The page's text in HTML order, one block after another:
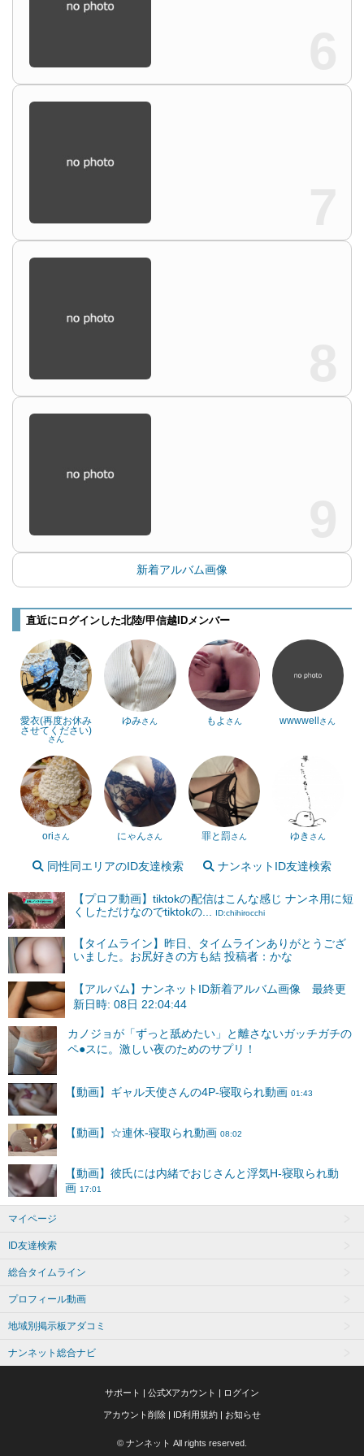
新着アルバム画像
直近にログインした北陸/甲信越IDメンバー
愛衣(再度お休み
させてください)
さん
ゆみさん もよ さん wwwwellさん
oriさん にゃんさん 罪と罰さん ゆき さん
同性同エリアのID友達検索 ナンネットID友達検索
【プロフ動画】tiktokの配信はこんな感じ ナンネ用に短
くしただけなのでtiktokの...
ID:chihirocchi
【タイムライン】昨日、タイムラインありがとうござ
いました。お尻好きの方も結 投稿者：かな
【アルバム】ナンネットID新着アルバム画像 最終更
新日時: 08日 22:04:44
マイページ
ID友達検索
総合タイムライン
プロフィール動画
地域別掲示板アダコミ
ナンネット総合ナビ
サポート | 公式Xアカウント | ログイン
アカウント削除 | ID利用規約 | お知らせ
© ナンネット All rights reserved.